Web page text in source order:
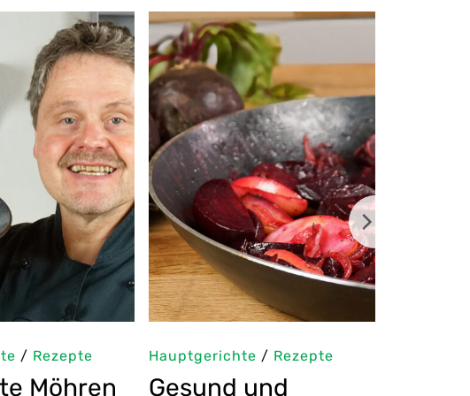
/Rezepte Hauptgerichte /Rezepte
Koreanischer